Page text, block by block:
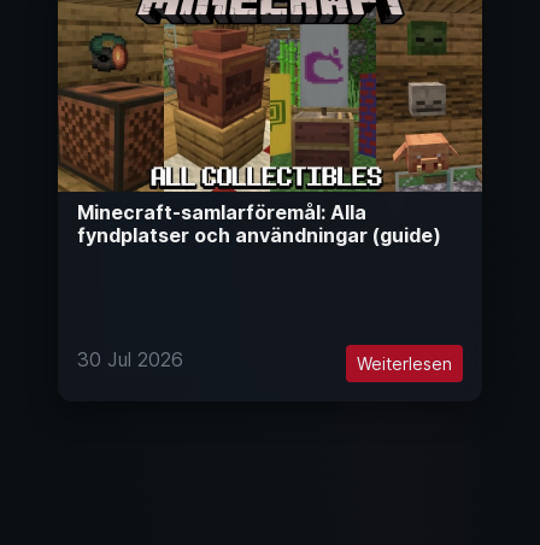
Minecraft-samlarföremål: Alla
fyndplatser och användningar (guide)
30 Jul 2026 Weiterlesen